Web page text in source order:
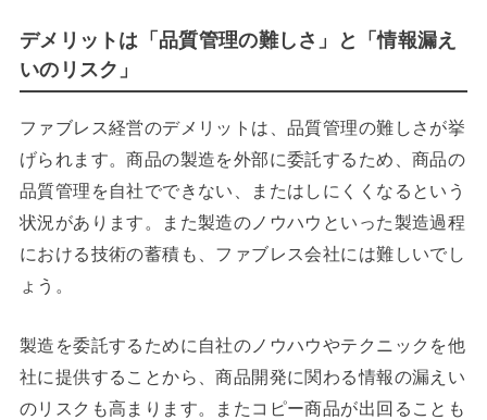
デメリットは「品質管理の難しさ」と「情報漏え
いのリスク」
ファブレス経営のデメリットは、品質管理の難しさが挙
げられます。商品の製造を外部に委託するため、商品の
品質管理を自社でできない、またはしにくくなるという
状況があります。また製造のノウハウといった製造過程
における技術の蓄積も、ファブレス会社には難しいでし
ょう。
製造を委託するために自社のノウハウやテクニックを他
社に提供することから、商品開発に関わる情報の漏えい
のリスクも高まります。またコピー商品が出回ることも